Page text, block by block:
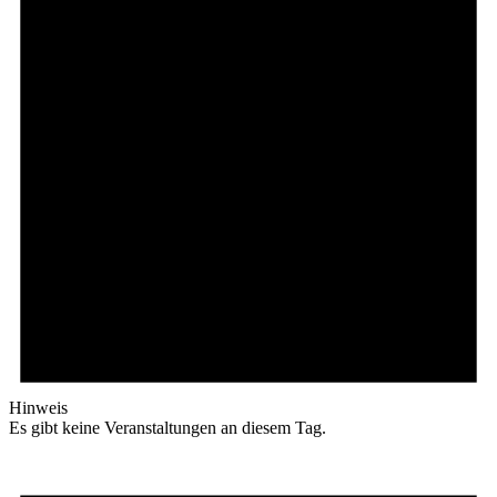
Hinweis
Es gibt keine Veranstaltungen an diesem Tag.